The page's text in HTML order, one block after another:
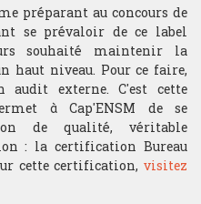
préparant au concours de
se prévaloir de ce label
souhaité maintenir la
haut niveau. Pour ce faire,
externe. C'est cette
à Cap'ENSM de se
de qualité, véritable
: la certification Bureau
cette certification, visitez